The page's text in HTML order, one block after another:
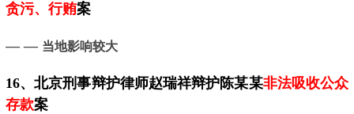
贪污、行贿案
— — 当地影响较大
16、北京刑事辩护律师赵瑞祥辩护陈某某非法吸收公众
存款案